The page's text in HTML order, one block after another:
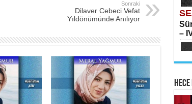
Sonraki
Dilaver Cebeci Vefat
Yıldönümünde Anılıyor
–